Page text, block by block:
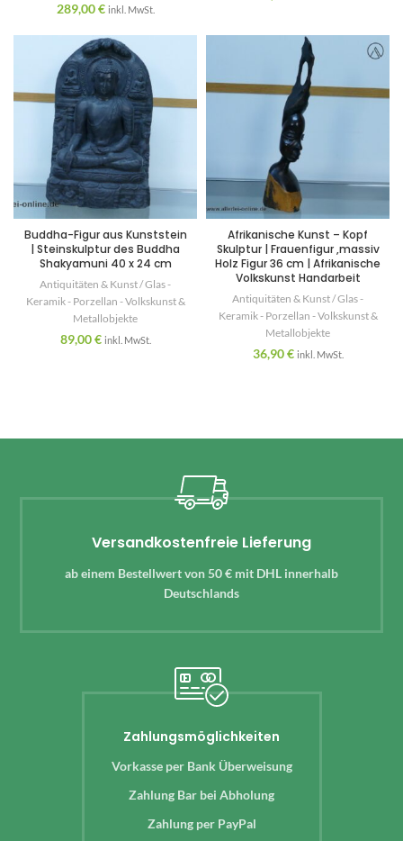
289,00€ inkl. MwSt.
Buddha-Figur aus Kunststein
| Steinskulptur des Buddha
Shakyamuni 40 x 24 cm
Antiquitäten & Kunst / Glas -
Keramik - Porzellan - Volkskunst &
Metallobjekte
89,00€ inkl. MwSt.
Afrikanische Kunst – Kopf
Skulptur | Frauenfigur ,massiv
Holz Figur 36 cm | Afrikanische
Volkskunst Handarbeit
Antiquitäten & Kunst / Glas -
Keramik - Porzellan - Volkskunst &
Metallobjekte
36,90€ inkl. MwSt.
Versandkostenfreie Lieferung
ab einem Bestellwert von 50 € mit DHL innerhalb
Deutschlands
Zahlungsmöglichkeiten
Vorkasse per Bank Überweisung
Zahlung Bar bei Abholung
Zahlung per PayPal